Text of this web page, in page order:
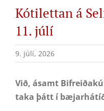
Kótilettan á
11. júlí
9. júlí, 2026
Við, ásamt
taka þátt í